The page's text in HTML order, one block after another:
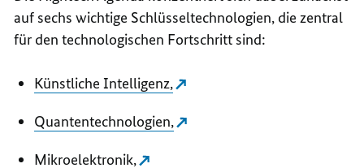
auf sechs wichtige Schlüsseltechnologien, die zentral
für den technologischen Fortschritt sind:
Künstliche Intelligenz,
Quantentechnologien,
Mikroelektronik,